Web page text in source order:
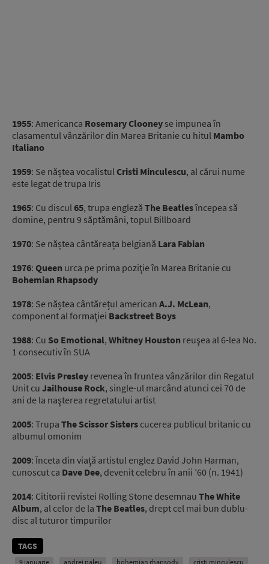
1955: Americanca Rosemary Clooney se impunea în
clasamentul vânzărilor din Marea Britanie cu hitul Mambo
Italiano
1959: Se năștea vocalistul Cristi Minculescu, al cărui nume
este legat de trupa Iris
1965: Cu discul 65, trupa engleză The Beatlesîncepea să
domine, pentru 9 săptămâni, topul Billboard
1970: Se năștea cântăreața belgiană Lara Fabian
1976: Queen urca pe prima poziţie în Marea Britanie cu
Bohemian Rhapsody
1978: Se năștea cântărețul american A.J. McLean,
component al formaţiei Backstreet Boys
1988: Cu So Emotional, Whitney Houston reuşea al 6-lea No.
1 consecutiv în SUA
2005: Elvis Presley revenea în fruntea vânzărilor din Regatul
Unit cu Jailhouse Rock, single-ul marcând atunci cei 70 de
ani de la naşterea regretatului artist
2005: Trupa The Scissor Sisters cucerea publicul britanic cu
albumul omonim
2009: Înceta din viaţă artistul englez David John Harman,
cunoscut ca Dave Dee, devenit celebru în anii ’60 (n. 1941)
2014: Cititorii revistei Rolling Stone desemnau The White
Album, al celor de la The Beatles, drept cel mai bun dublu-
disc al tuturor timpurilor
TAGS
9 ianuarie andrei paleu bohemian rhapsody cristi minculescu